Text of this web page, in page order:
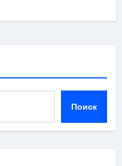
Поиск